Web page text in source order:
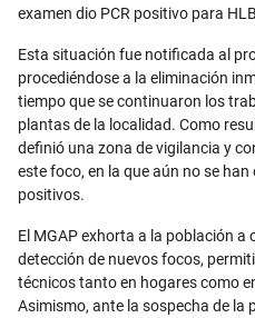
examen dio PCR positivo para
Esta situación fue notificada al
procediéndose a la eliminación
tiempo que se continuaron los
plantas de la localidad. Como
definió una zona de vigilancia y
este foco, en la que aún no se
positivos.
El MGAP exhorta a la población a
detección de nuevos focos,
técnicos tanto en hogares como
Asimismo, ante la sospecha de la